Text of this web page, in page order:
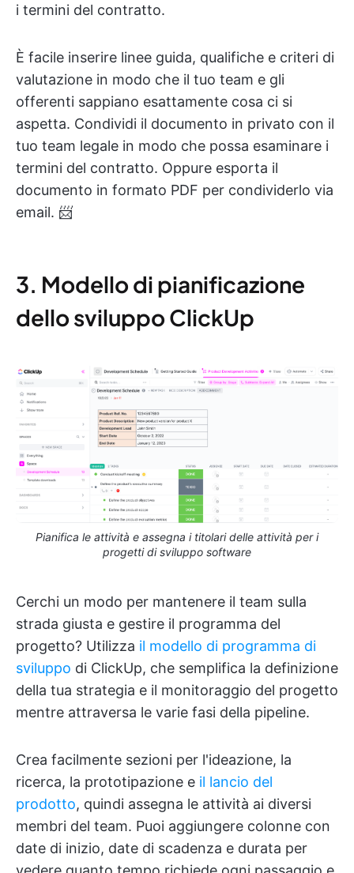
i termini del contratto.
È facile inserire linee guida, qualifiche e criteri di
valutazione in modo che il tuo team e gli
offerenti sappiano esattamente cosa ci si
aspetta. Condividi il documento in privato con il
tuo team legale in modo che possa esaminare i
termini del contratto. Oppure esporta il
documento in formato PDF per condividerlo via
email. 📨
3. Modello di pianificazione
dello sviluppo ClickUp
Pianifica le attività e assegna i titolari delle attività per i
progetti di sviluppo software
Cerchi un modo per mantenere il team sulla
strada giusta e gestire il programma del
progetto? Utilizza il modello di programma di
sviluppo di ClickUp, che semplifica la definizione
della tua strategia e il monitoraggio del progetto
mentre attraversa le varie fasi della pipeline.
Crea facilmente sezioni per l'ideazione, la
ricerca, la prototipazione e il lancio del
prodotto, quindi assegna le attività ai diversi
membri del team. Puoi aggiungere colonne con
date di inizio, date di scadenza e durata per